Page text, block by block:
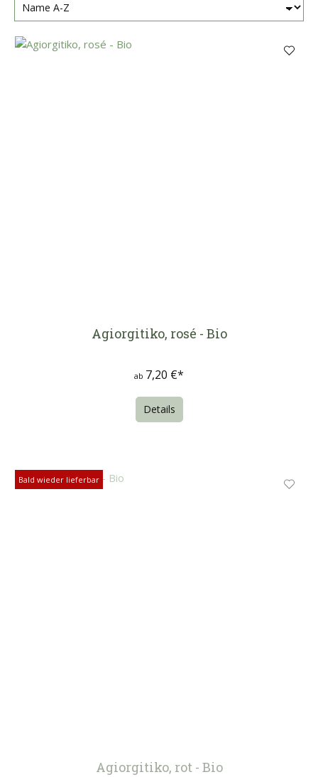
Agiorgitiko, rosé - Bio
ab 7,20 €*
Details
Bald wieder lieferbar
Bald wieder lieferbar
Agiorgitiko, rot - Bio